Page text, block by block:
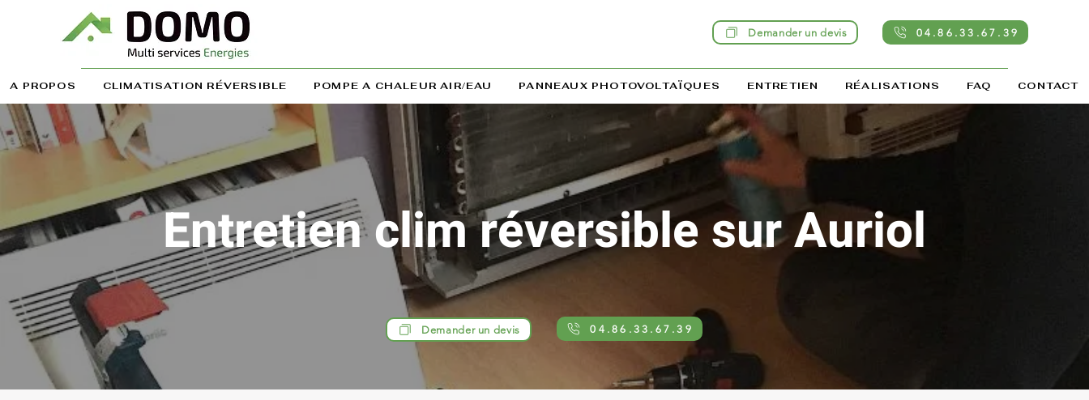
Demander un devis 04.86.33.67.39
A PROPOS CLIMATISATION RÉVERSIBLE POMPE A CHALEUR AIR/EAU PANNEAUX PHOTOVOLTAÏQUES ENTRETIEN RÉALISATIONS FAQ CONTACT
Entretien clim réversible sur Auriol
Demander un devis 04.86.33.67.39